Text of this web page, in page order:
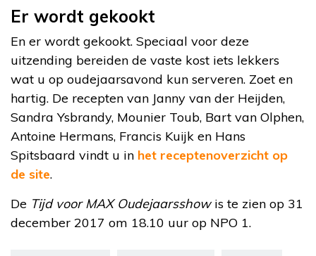
Er wordt gekookt
En er wordt gekookt. Speciaal voor deze
uitzending bereiden de vaste kost iets lekkers
wat u op oudejaarsavond kun serveren. Zoet en
hartig. De recepten van Janny van der Heijden,
Sandra Ysbrandy, Mounier Toub, Bart van Olphen,
Antoine Hermans, Francis Kuijk en Hans
Spitsbaard vindt u in het receptenoverzicht op
de site.
De Tijd voor MAX Oudejaarsshowis te zien op 31
december 2017 om 18.10 uur op NPO 1.